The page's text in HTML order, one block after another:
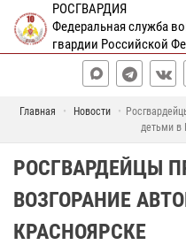
РОСГВАРДИЯ
Федеральная служба
гвардии Российской
Главная Новости
детьми в
РОСГВАРДЕЙЦЫ
ВОЗГОРАНИЕ
КРАСНОЯРСКЕ